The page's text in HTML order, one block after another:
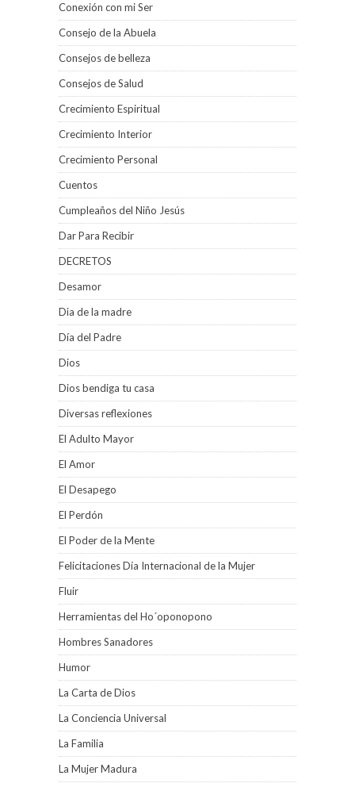
Conexión con mi Ser
Consejo de la Abuela
Consejos de belleza
Consejos de Salud
Crecimiento Espiritual
Crecimiento Interior
Crecimiento Personal
Cuentos
Cumpleaños del Niño Jesús
Dar Para Recibir
DECRETOS
Desamor
Dia de la madre
Día del Padre
Dios
Dios bendiga tu casa
Diversas reflexiones
El Adulto Mayor
El Amor
El Desapego
El Perdón
El Poder de la Mente
Felicitaciones Día Internacional de la Mujer
Fluir
Herramientas del Ho´oponopono
Hombres Sanadores
Humor
La Carta de Dios
La Conciencia Universal
La Familia
La Mujer Madura